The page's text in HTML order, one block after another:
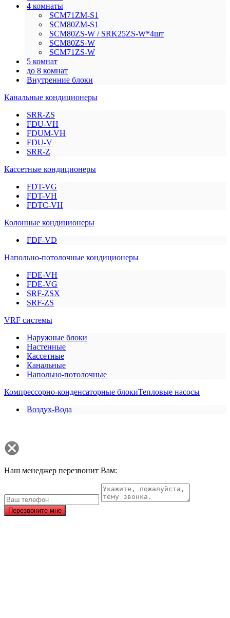
4 комнаты
SCM71ZM-S1
SCM80ZM-S1
SCM80ZS-W / SRK25ZS-W*4шт
SCM80ZS-W
SCM71ZS-W
5 комнат
до 8 комнат
Внутренние блоки
Канальные кондиционеры
SRR-ZS
FDU-VH
FDUM-VH
FDU-V
SRR-Z
Кассетные кондиционеры
FDT-VG
FDT-VH
FDTC-VH
Колонные кондиционеры
FDF-VD
Напольно-потолочные кондиционеры
FDE-VH
FDE-VG
SRF-ZSX
SRF-ZS
VRF системы
Наружные блоки
Настенные
Кассетные
Канальные
Напольно-потолочные
Компрессорно-конденсаторные блокиТепловые насосы
Воздух-Вода
Наш менеджер перезвонит Вам:
Перезвоните мне